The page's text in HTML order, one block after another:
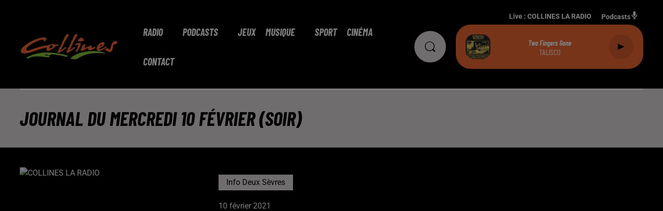
RADIO PODCASTS JEUX MUSIQUE SPORT CINÉMA
CONTACT
Live : COLLINES LA RADIO Podcasts
Two Fingers Gone
TALISCO
JOURNAL DU MERCREDI 10 FÉVRIER (SOIR)
Info Deux Sèvres
10 février 2021